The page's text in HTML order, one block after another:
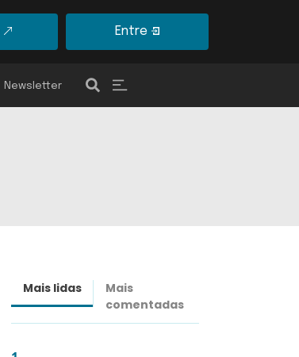
Entre
Newsletter
Mais lidas
Mais
comentadas